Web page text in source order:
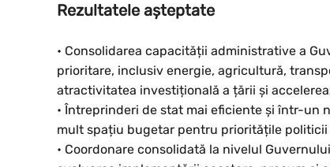
Rezultatele așteptate
• Consolidarea capacității administrative a
prioritare, inclusiv energie, agricultură,
atractivitatea investițională a țării și
• Întreprinderi de stat mai eficiente și într-un
mult spațiu bugetar pentru prioritățile politicii
• Coordonare consolidată la nivelul